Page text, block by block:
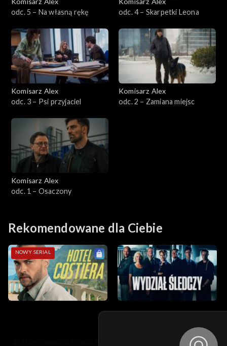
Sezon 8
Sezon 7
Sezon 6
Sezon 5
Sezon 3
Sezon 2
Sezon 1
odc. 5 – Na własną rękę
odc. 4 – Skarpetki Leona
Komisarz Alex
odc. 3 – Psi przyjaciel
Komisarz Alex
odc. 2 – Zamiana miejsc
Komisarz Alex
odc. 1 – Osaczony
Rekomendowane dla Ciebie
NOWY SERIAL